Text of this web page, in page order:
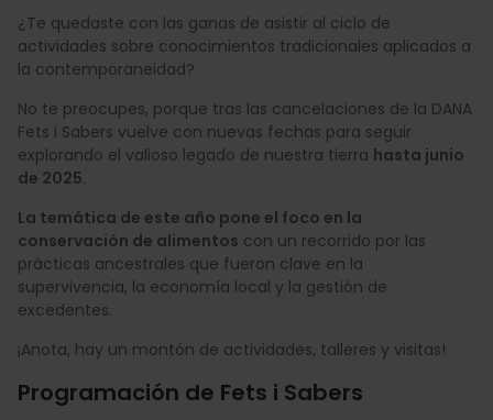
¿Te quedaste con las ganas de asistir al ciclo de
actividades sobre conocimientos tradicionales aplicados a
la contemporaneidad?
No te preocupes, porque tras las cancelaciones de la DANA
Fets i Sabers vuelve con nuevas fechas para seguir
explorando el valioso legado de nuestra tierra hasta junio
de 2025.
La temática de este año pone el foco en la
conservación de alimentos con un recorrido por las
prácticas ancestrales que fueron clave en la
supervivencia, la economía local y la gestión de
excedentes.
¡Anota, hay un montón de actividades, talleres y visitas!
Programación de Fets i Sabers